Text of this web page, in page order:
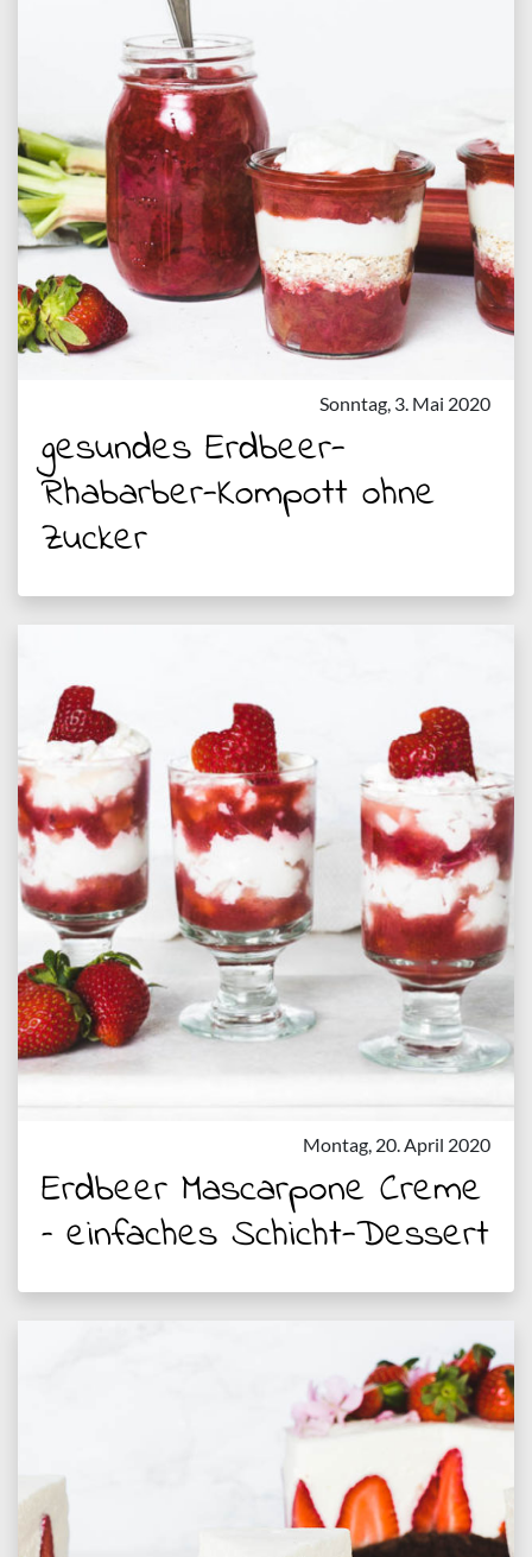
Sonntag, 3. Mai 2020
gesundes Erdbeer-
Rhabarber-Kompott ohne
Zucker
Montag, 20. April 2020
Erdbeer Mascarpone Creme
– einfaches Schicht-Dessert